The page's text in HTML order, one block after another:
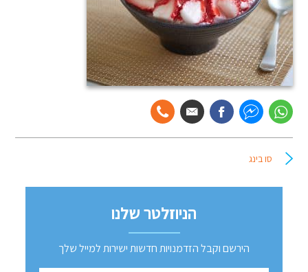
סו בינג
הניוזלטר שלנו
הירשם וקבל הזדמנויות חדשות ישירות למייל שלך